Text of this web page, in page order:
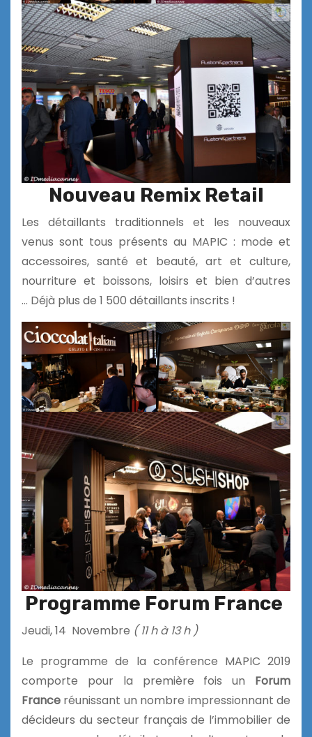
Nouveau Remix Retail
Les détaillants traditionnels et les nouveaux
venus sont tous présents au MAPIC : mode et
accessoires, santé et beauté, art et culture,
nourriture et boissons, loisirs et bien d’autres
… Déjà plus de 1 500 détaillants inscrits !
Programme Forum France
Jeudi, 14 Novembre ( 11 h à 13 h )
Le programme de la conférence MAPIC 2019
comporte pour la première fois un Forum
France réunissant un nombre impressionnant de
décideurs du secteur français de l’immobilier de